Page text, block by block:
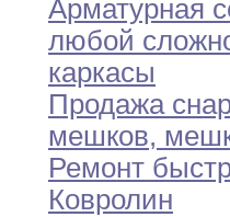
Арматурная
любой
каркасы
Продажа
мешков,
Ремонт
Ковролин